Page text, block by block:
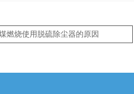
燃烧使用脱硫除尘器的原因